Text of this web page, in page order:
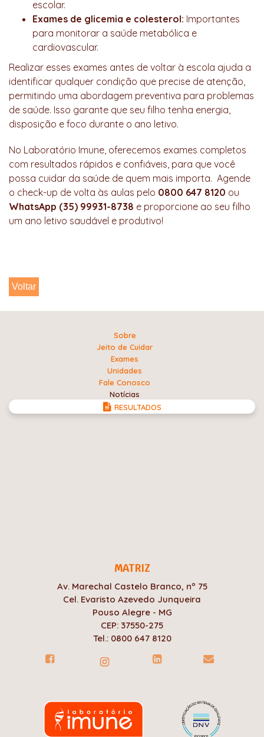
escolar.
Exames de glicemia e colesterol: Importantes
para monitorar a saúde metabólica e
cardiovascular.
Realizar esses exames antes de voltar à escola ajuda a
identificar qualquer condição que precise de atenção,
permitindo uma abordagem preventiva para problemas
de saúde. Isso garante que seu filho tenha energia,
disposição e foco durante o ano letivo.
No Laboratório Imune, oferecemos exames completos
com resultados rápidos e confiáveis, para que você
possa cuidar da saúde de quem mais importa. Agende
o check-up de volta às aulas pelo 0800 647 8120 ou
WhatsApp (35) 99931-8738 e proporcione ao seu filho
um ano letivo saudável e produtivo!
Voltar
Sobre
Jeito de Cuidar
Exames
Unidades
Fale Conosco
Notícias
RESULTADOS
MATRIZ
Av. Marechal Castelo Branco, nº 75
Cel. Evaristo Azevedo Junqueira
Pouso Alegre - MG
CEP: 37550-275
Tel.: 0800 647 8120